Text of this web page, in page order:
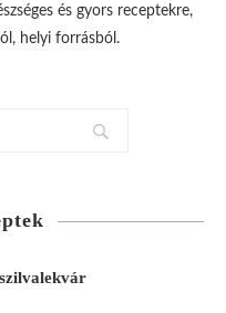
és gyors receptekre,
helyi forrásból.